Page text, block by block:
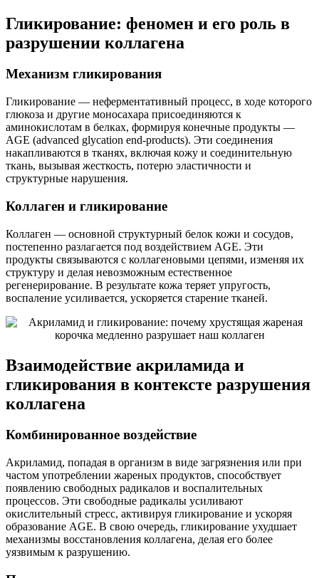
Гликирование: феномен и его роль в
разрушении коллагена
Механизм гликирования
Гликирование — неферментативный процесс, в ходе которого
глюкоза и другие моносахара присоединяются к
аминокислотам в белках, формируя конечные продукты —
AGE (advanced glycation end-products). Эти соединения
накапливаются в тканях, включая кожу и соединительную
ткань, вызывая жесткость, потерю эластичности и
структурные нарушения.
Коллаген и гликирование
Коллаген — основной структурный белок кожи и сосудов,
постепенно разлагается под воздействием AGE. Эти
продукты связываются с коллагеновыми цепями, изменяя их
структуру и делая невозможным естественное
регенерирование. В результате кожа теряет упругость,
воспаление усиливается, ускоряется старение тканей.
Взаимодействие акриламида и
гликирования в контексте разрушения
коллагена
Комбинированное воздействие
Акриламид, попадая в организм в виде загрязнения или при
частом употреблении жареных продуктов, способствует
появлению свободных радикалов и воспалительных
процессов. Эти свободные радикалы усиливают
окислительный стресс, активируя гликирование и ускоряя
образование AGE. В свою очередь, гликирование ухудшает
механизмы восстановления коллагена, делая его более
уязвимым к разрушению.